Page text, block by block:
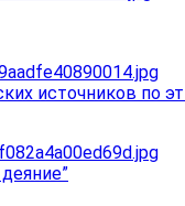
источников по